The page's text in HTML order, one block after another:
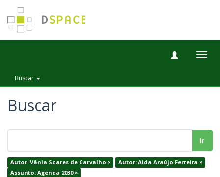
Buscar
Buscar
Ir
Autor: Vânia Soares de Carvalho ×
Autor: Aida Araújo Ferreira ×
Assunto: Agenda 2030 ×